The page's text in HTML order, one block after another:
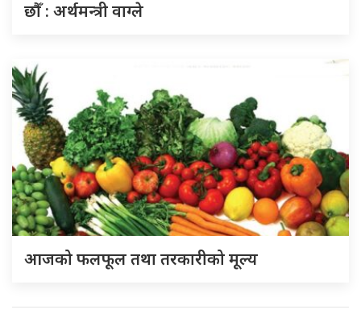
छौँ : अर्थमन्त्री वाग्ले
आजको फलफूल तथा तरकारीको मूल्य